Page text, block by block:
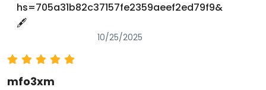
hs=705a31b82c37157fe2359aeef2ed79f9&
🖋
10/25/2025
mfo3xm